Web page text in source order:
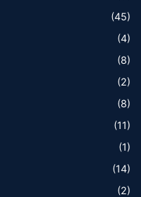
(45)
(4)
(8)
(2)
(8)
(11)
(1)
(14)
(2)